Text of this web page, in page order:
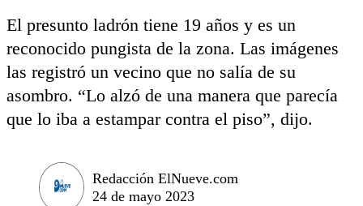
El presunto ladrón tiene 19 años y es un
reconocido pungista de la zona. Las imágenes
las registró un vecino que no salía de su
asombro. “Lo alzó de una manera que parecía
que lo iba a estampar contra el piso”, dijo.
Redacción ElNueve.com
24 de mayo 2023